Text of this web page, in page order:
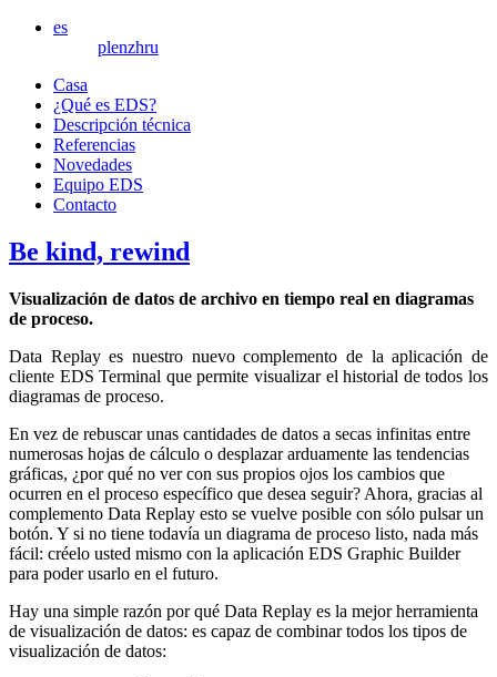
es
plenzhru
Casa
¿Qué es EDS?
Descripción técnica
Referencias
Novedades
Equipo EDS
Contacto
Be kind, rewind
Visualización de datos de archivo en tiempo real en diagramas
de proceso.
Data Replay es nuestro nuevo complemento de la aplicación de
cliente EDS Terminal que permite visualizar el historial de todos los
diagramas de proceso.
En vez de rebuscar unas cantidades de datos a secas infinitas entre
numerosas hojas de cálculo o desplazar arduamente las tendencias
gráficas, ¿por qué no ver con sus propios ojos los cambios que
ocurren en el proceso específico que desea seguir? Ahora, gracias al
complemento Data Replay esto se vuelve posible con sólo pulsar un
botón. Y si no tiene todavía un diagrama de proceso listo, nada más
fácil: créelo usted mismo con la aplicación EDS Graphic Builder
para poder usarlo en el futuro.
Hay una simple razón por qué Data Replay es la mejor herramienta
de visualización de datos: es capaz de combinar todos los tipos de
visualización de datos: